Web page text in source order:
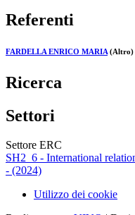
Referenti
FARDELLA ENRICO MARIA (Altro)
Ricerca
Settori
Settore ERC
SH2_6 - International
- (2024)
Utilizzo dei cookie